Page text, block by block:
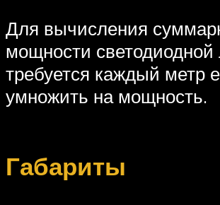
Для вычисления
мощности светодиодной
требуется каждый метр
умножить на мощность.
Габариты